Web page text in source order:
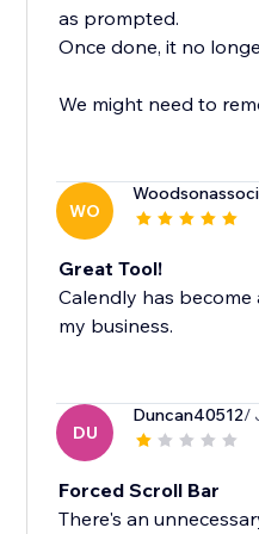
as prompted.
Once done, it no
We might need to
WO
Great Tool!
Calendly has
my business.
DU
Duncan40512/
Forced Scroll Bar
There's an